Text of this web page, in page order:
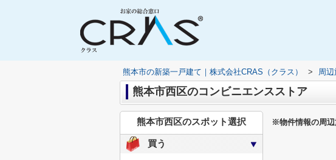
熊本市の新築一戸建て｜株式会社CRAS（クラス） > 周辺
熊本市西区のコンビニエンスストア
※物件情報の周辺
熊本市西区のスポット選択
買う